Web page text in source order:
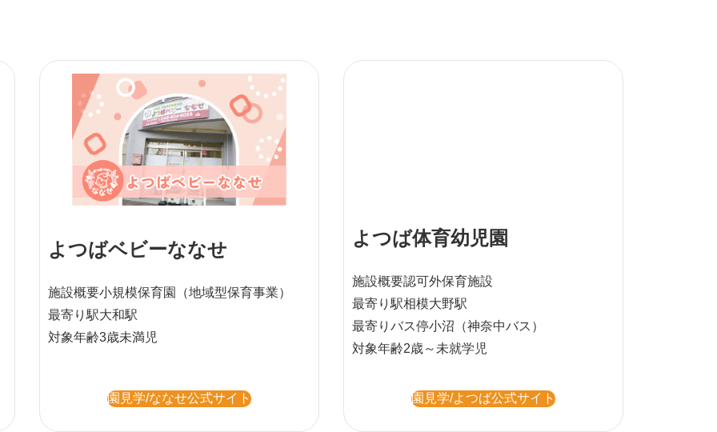
よつばベビーななせ
施設概要小規模保育園
（地域型保育事業）
最寄り駅大和駅
対象年齢3歳未満児
園見学/ななせ公式サイト
よつば体育幼児園
施設概要認可外保育施設
最寄り駅相模大野駅
最寄りバス停小沼（神奈中バス）
対象年齢2歳～未就学児
園見学/よつば公式サイト